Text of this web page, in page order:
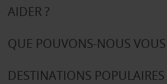
AIDER ?
QUE POUVONS-NOUS VOUS
DESTINATIONS POPULAIRES